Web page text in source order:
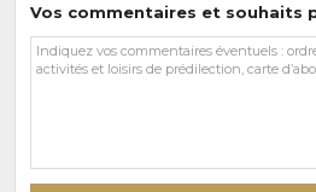
Vos commentaires et souhaits
Vos
commentaires